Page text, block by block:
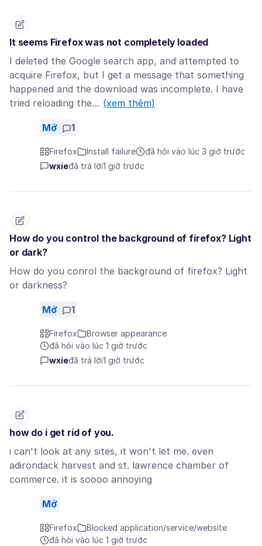
It seems Firefox was not completely loaded
I deleted the Google search app, and attempted to
acquire Firefox, but I get a message that something
happened and the download was incomplete. I have
tried reloading the… (xem thêm)
Mở 1
Firefox Install failure
đã hỏi vào lúc 3 giờ trước
wxieđã trả lời1 giờ trước
How do you control the background of firefox? Light
or dark?
How do you conrol the background of firefox? Light
or darkness?
Mở 1
Firefox
Browser appearance
đã hỏi vào lúc 1 giờ trước
wxieđã trả lời1 giờ trước
how do i get rid of you.
i can't look at any sites, it won't let me. even
adirondack harvest and st. lawrence chamber of
commerce. it is soooo annoying
Mở
Firefox
Blocked application/service/website
đã hỏi vào lúc 1 giờ trước